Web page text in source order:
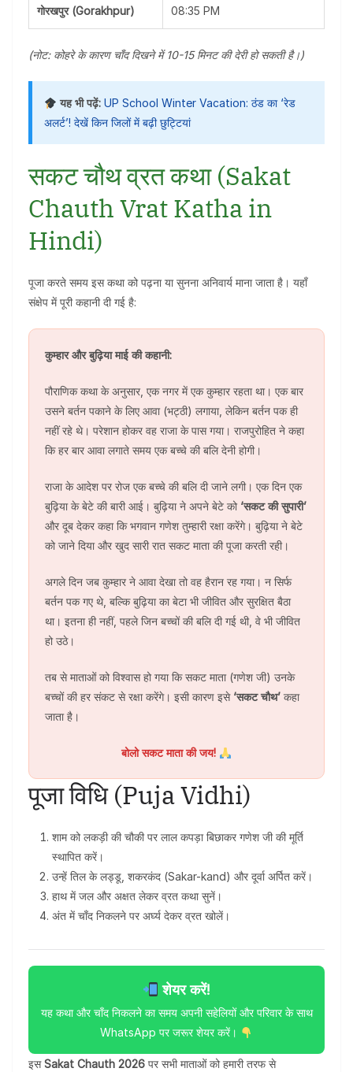
गोरखपुर (Gorakhpur) 08:35 PM
(नोट: कोहरे के कारण चाँद दिखने में 10-15 मिनट की देरी हो सकती है।)
यह भी पढ़ें: UP School Winter Vacation: ठंड का ‘रेड
अलर्ट’! देखें किन जिलों में बढ़ी छुट्टियां
सकट चौथ व्रत कथा (Sakat
Chauth Vrat Katha in
Hindi)
पूजा करते समय इस कथा को पढ़ना या सुनना अनिवार्य माना जाता है। यहाँ
संक्षेप में पूरी कहानी दी गई है:
कुम्हार और बुढ़िया माई की कहानी:
पौराणिक कथा के अनुसार, एक नगर में एक कुम्हार रहता था। एक बार
उसने बर्तन पकाने के लिए आवा (भट्ठी) लगाया, लेकिन बर्तन पक ही
नहीं रहे थे। परेशान होकर वह राजा के पास गया। राजपुरोहित ने कहा
कि हर बार आवा लगाते समय एक बच्चे की बलि देनी होगी।
राजा के आदेश पर रोज एक बच्चे की बलि दी जाने लगी। एक दिन एक
बुढ़िया के बेटे की बारी आई। बुढ़िया ने अपने बेटे को ‘सकट की सुपारी’
और दूब देकर कहा कि भगवान गणेश तुम्हारी रक्षा करेंगे। बुढ़िया ने बेटे
को जाने दिया और खुद सारी रात सकट माता की पूजा करती रही।
अगले दिन जब कुम्हार ने आवा देखा तो वह हैरान रह गया। न सिर्फ
बर्तन पक गए थे, बल्कि बुढ़िया का बेटा भी जीवित और सुरक्षित बैठा
था। इतना ही नहीं, पहले जिन बच्चों की बलि दी गई थी, वे भी जीवित
हो उठे।
तब से माताओं को विश्वास हो गया कि सकट माता (गणेश जी) उनके
बच्चों की हर संकट से रक्षा करेंगे। इसी कारण इसे ‘सकट चौथ’ कहा
जाता है।
बोलो सकट माता की जय!
पूजा विधि (Puja Vidhi)
शाम को लकड़ी की चौकी पर लाल कपड़ा बिछाकर गणेश जी की मूर्ति
स्थापित करें।
उन्हें तिल के लड्डू, शकरकंद (Sakar-kand) और दूर्वा अर्पित करें।
हाथ में जल और अक्षत लेकर व्रत कथा सुनें।
अंत में चाँद निकलने पर अर्घ्य देकर व्रत खोलें।
शेयर करें!
यह कथा और चाँद निकलने का समय अपनी सहेलियों और परिवार के साथ
WhatsApp पर जरूर शेयर करें।
इसSakat Chauth 2026 पर सभी माताओं को हमारी तरफ से